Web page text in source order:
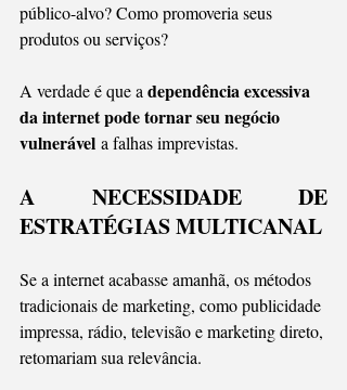
público-alvo? Como promoveria seus
produtos ou serviços?
A verdade é que a dependência excessiva
da internet pode tornar seu negócio
vulnerável a falhas imprevistas.
A NECESSIDADE DE
ESTRATÉGIAS MULTICANAL
Se a internet acabasse amanhã, os métodos
tradicionais de marketing, como publicidade
impressa, rádio, televisão e marketing direto,
retomariam sua relevância.